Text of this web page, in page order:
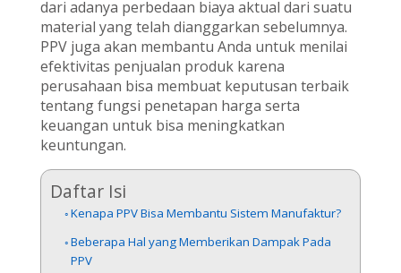
dari adanya perbedaan biaya aktual dari suatu
material yang telah dianggarkan sebelumnya.
PPV juga akan membantu Anda untuk menilai
efektivitas penjualan produk karena
perusahaan bisa membuat keputusan terbaik
tentang fungsi penetapan harga serta
keuangan untuk bisa meningkatkan
keuntungan.
Daftar Isi
Kenapa PPV Bisa Membantu Sistem Manufaktur?
Beberapa Hal yang Memberikan Dampak Pada
PPV